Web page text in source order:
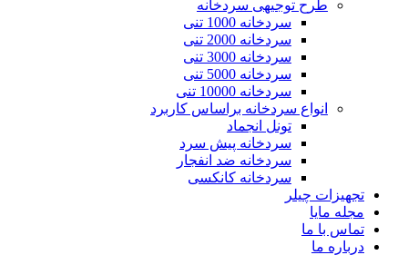
طرح توجیهی سردخانه
سردخانه 1000 تنی
سردخانه 2000 تنی
سردخانه 3000 تنی
سردخانه 5000 تنی
سردخانه 10000 تنی
انواع سردخانه براساس کاربرد
تونل انجماد
سردخانه پیش سرد
سردخانه ضد انفجار
سردخانه کانکسی
تجهیزات چیلر
مجله مایا
تماس با ما
درباره ما